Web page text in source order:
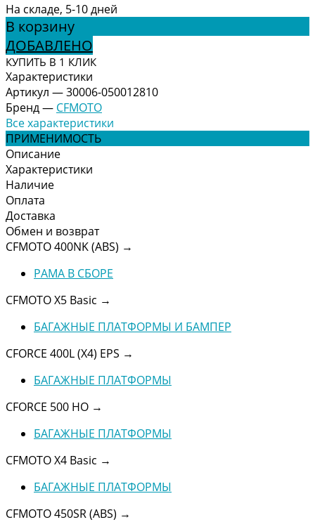
На складе, 5-10 дней
В корзину
ДОБАВЛЕНО
КУПИТЬ В 1 КЛИК
Характеристики
Артикул —30006-050012810
Бренд— CFMOTO
Все характеристики
ПРИМЕНИМОСТЬ
Описание
Характеристики
Наличие
Оплата
Доставка
Обмен и возврат
CFMOTO 400NK (ABS) →
РАМА В СБОРЕ
CFMOTO X5 Basic →
БАГАЖНЫЕ ПЛАТФОРМЫ И БАМПЕР
CFORCE 400L (X4) EPS →
БАГАЖНЫЕ ПЛАТФОРМЫ
CFORCE 500 HO →
БАГАЖНЫЕ ПЛАТФОРМЫ
CFMOTO X4 Basic →
БАГАЖНЫЕ ПЛАТФОРМЫ
CFMOTO 450SR (ABS) →